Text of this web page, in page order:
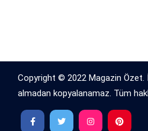
Copyright © 2022 Magazin Özet.
almadan kopyalanamaz. Tüm